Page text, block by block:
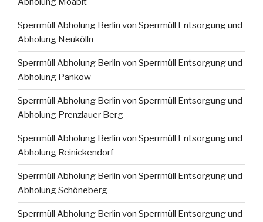
Sperrmüll Abholung Berlin von Sperrmüll Entsorgung und
Abholung Neukölln
Sperrmüll Abholung Berlin von Sperrmüll Entsorgung und
Abholung Pankow
Sperrmüll Abholung Berlin von Sperrmüll Entsorgung und
Abholung Prenzlauer Berg
Sperrmüll Abholung Berlin von Sperrmüll Entsorgung und
Abholung Reinickendorf
Sperrmüll Abholung Berlin von Sperrmüll Entsorgung und
Abholung Schöneberg
Sperrmüll Abholung Berlin von Sperrmüll Entsorgung und